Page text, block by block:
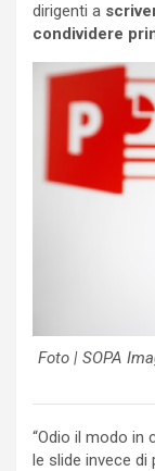
dirigenti a
condividere
Foto | SOPA
“Odio il modo in
le slide invece di